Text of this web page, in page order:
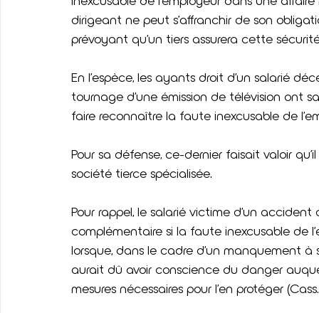
dirigeant ne peut s’affranchir de son
prévoyant qu’un tiers assurera cette
En l’espèce, les ayants droit d’un salarié
tournage d’une émission de télévision ont
faire reconnaître la faute inexcusable de
Pour sa défense, ce-dernier faisait valoir
société tierce spécialisée.
Pour rappel, le salarié victime d’un
complémentaire si la faute inexcusable de
lorsque, dans le cadre d’un manquement
aurait dû avoir conscience du danger
mesures nécessaires pour l’en protéger (Cass.